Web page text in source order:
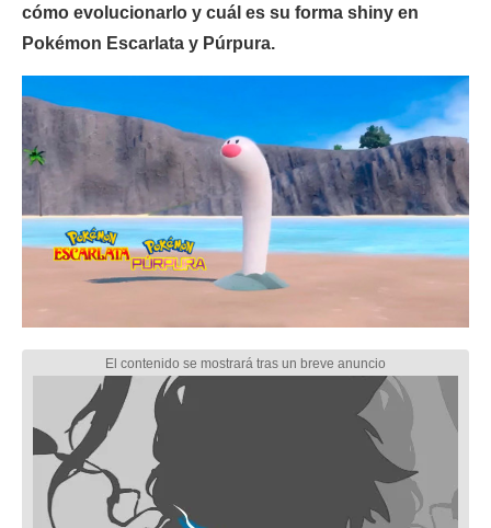
cómo evolucionarlo y cuál es su forma shiny en
Pokémon Escarlata y Púrpura.